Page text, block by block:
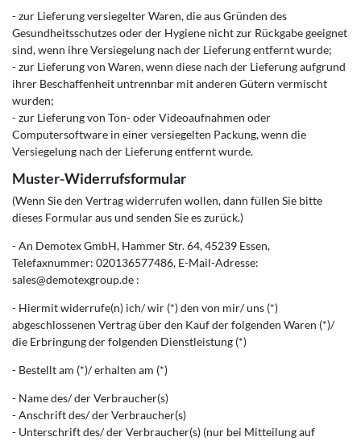
- zur Lieferung versiegelter Waren, die aus Gründen des
Gesundheitsschutzes oder der Hygiene nicht zur Rückgabe geeignet
sind, wenn ihre Versiegelung nach der Lieferung entfernt wurde;
- zur Lieferung von Waren, wenn diese nach der Lieferung aufgrund
ihrer Beschaffenheit untrennbar mit anderen Gütern vermischt
wurden;
- zur Lieferung von Ton- oder Videoaufnahmen oder
Computersoftware in einer versiegelten Packung, wenn die
Versiegelung nach der Lieferung entfernt wurde.
Muster-Widerrufsformular
(Wenn Sie den Vertrag widerrufen wollen, dann füllen Sie bitte
dieses Formular aus und senden Sie es zurück.)
- An Demotex GmbH, Hammer Str. 64, 45239 Essen,
Telefaxnummer: 020136577486, E-Mail-Adresse:
sales@demotexgroup.de :
- Hiermit widerrufe(n) ich/ wir (*) den von mir/ uns (*)
abgeschlossenen Vertrag über den Kauf der folgenden Waren (*)/
die Erbringung der folgenden Dienstleistung (*)
- Bestellt am (*)/ erhalten am (*)
- Name des/ der Verbraucher(s)
- Anschrift des/ der Verbraucher(s)
- Unterschrift des/ der Verbraucher(s) (nur bei Mitteilung auf